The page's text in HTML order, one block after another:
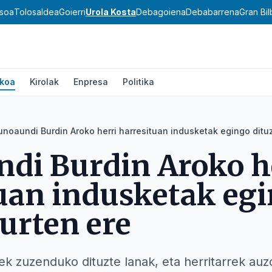
TolosaldeaGoierriUrola KostaDebagoienaDebabarrenaGran
Kirolak Enpresa Politika
Burdin Aroko herri harresituan indusketak egingo
Burdin Aroko
indusketak
ere
zuzenduko dituzte lanak, eta herritarrek